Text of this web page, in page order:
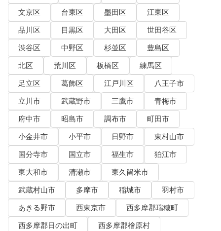
文京区
台東区 墨田区
江東区
品川区
目黒区 大田区
世田谷区
渋谷区
中野区 杉並区
豊島区
北区
荒川区 板橋区
練馬区
足立区
葛飾区 江戸川区
八王子市
立川市
武蔵野市 三鷹市
青梅市
府中市
昭島市 調布市
町田市
小金井市
小平市 日野市
東村山市
国分寺市
国立市 福生市
狛江市
東大和市
清瀬市
東久留米市
武蔵村山市
多摩市 稲城市
羽村市
あきる野市
西東京市
西多摩郡瑞穂町
西多摩郡日の出町
西多摩郡檜原村